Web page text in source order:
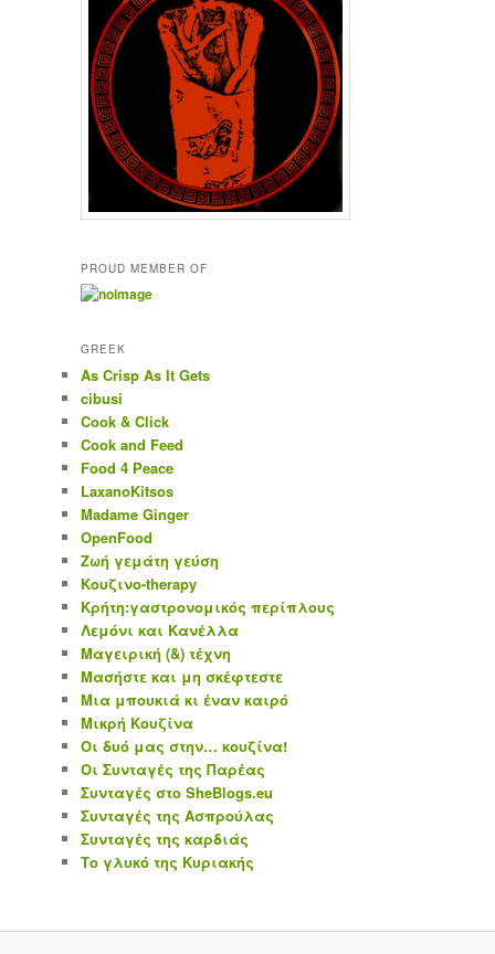
PROUD MEMBER OF
GREEK
As Crisp As It Gets
cibusi
Cook & Click
Cook and Feed
Food 4 Peace
LaxanoKitsos
Madame Ginger
OpenFood
Ζωή γεμάτη γεύση
Κουζινο-therapy
Κρήτη:γαστρονομικός περίπλους
Λεμόνι και Κανέλλα
Μαγειρική (&) τέχνη
Μασήστε και μη σκέφτεστε
Μια μπουκιά κι έναν καιρό
Μικρή Κουζίνα
Οι δυό μας στην… κουζίνα!
Οι Συνταγές της Παρέας
Συνταγές στο SheBlogs.eu
Συνταγές της Ασπρούλας
Συνταγές της καρδιάς
Το γλυκό της Κυριακής